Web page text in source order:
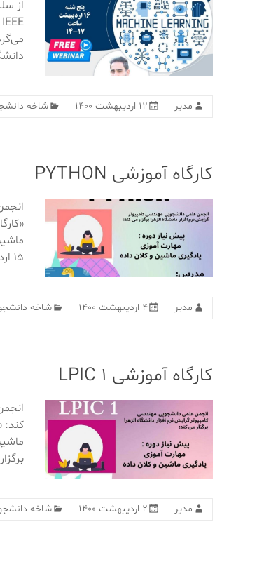
از
مدیر ۱۲ اردیبهشت ۱۴۰۰ شاخه
کارگاه آموزشی PYTHON
۱۵ اردیبهشت _ساعت ۱۰:۰۰
مدیر ۴ اردیبهشت ۱۴۰۰ شاخه
کارگاه آموزشی LPIC 1
مدیر ۲ اردیبهشت ۱۴۰۰ شاخه